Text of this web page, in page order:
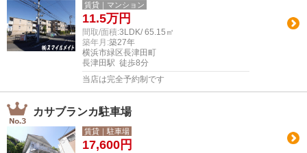
賃貸｜マンション
11.5万円
間取/面積:3LDK/ 65.15㎡
築年月:築27年
横浜市緑区長津田町
長津田駅 徒歩8分
当店は完全予約制です
カサブランカ駐車場
賃貸｜駐車場
17,600 円